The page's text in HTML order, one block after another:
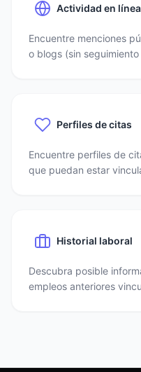
Actividad en línea
Encuentre menciones
o blogs (sin
Perfiles de citas
Encuentre perfiles de
que puedan estar
Historial laboral
Descubra posible
empleos anteriores